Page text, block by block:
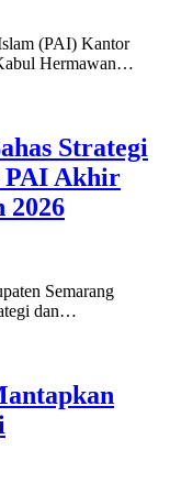
(PAI) Kantor
Hermawan…
Strategi
PAI Akhir
2026
Semarang
dan…